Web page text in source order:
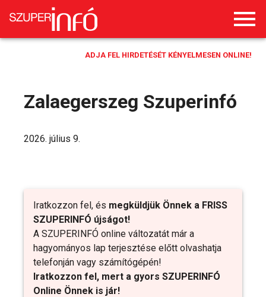
ADJA FEL HIRDETÉSÉT KÉNYELMESEN ONLINE!
Zalaegerszeg Szuperinfó
Iratkozzon fel, és megküldjük Önnek a FRISS
SZUPERINFÓ újságot!
A SZUPERINFÓ online változatát már a
hagyományos lap terjesztése előtt olvashatja
telefonján vagy számítógépén!
Iratkozzon fel, mert a gyors SZUPERINFÓ
Online Önnek is jár!
2026. július 9.